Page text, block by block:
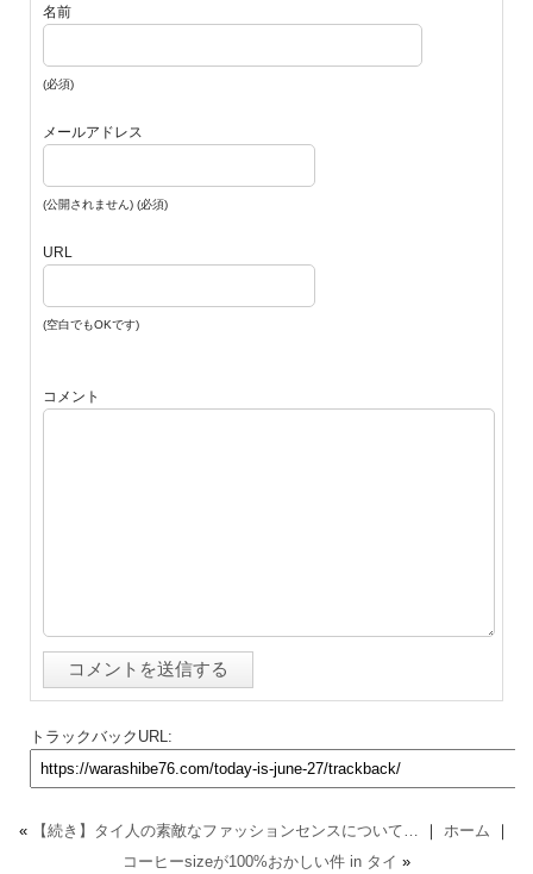
名前
(必須)
メールアドレス
(公開されません) (必須)
URL
(空白でもOKです)
コメント
トラックバックURL:
« 【続き】タイ人の素敵なファッションセンスについて… ｜ ホーム ｜
コーヒーsizeが100%おかしい件 in タイ »